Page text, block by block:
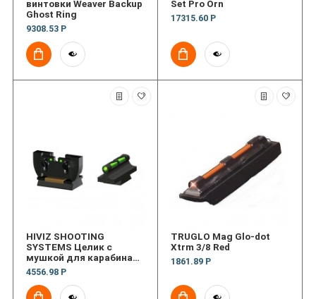
винтовки Weaver Backup
Ghost Ring
9308.53 Р
Set Pro Orn
17315.60 Р
HIVIZ SHOOTING
SYSTEMS Целик с
мушкой для карабина
Ruger 10/22 Rifle
Interchangeable Sight
Set
4556.98 Р
TRUGLO Mag Glo-dot
Xtrm 3/8 Red
1861.89 Р